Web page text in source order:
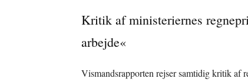
Kritik af ministeriernes
arbejde«
Vismandsrapporten rejser samtidig kritik af